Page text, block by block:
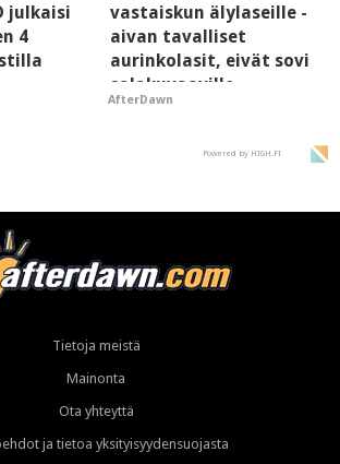
julkaisi
4
vastaiskun älylaseille -
aivan tavalliset
aurinkolasit, eivät sovi
salakuvaaville
hyypiöille
AfterDawn
Powered by HIGH.FI
Tietoja meistä
Mainonta
Ota yhteyttä
ja tietoa yksityisyydensuojasta